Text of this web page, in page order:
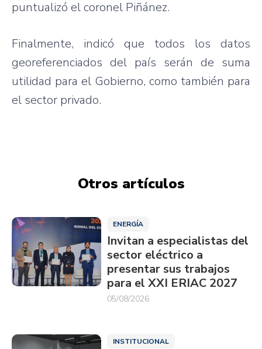
puntualizó el coronel Piñánez.
Finalmente, indicó que todos los datos
georeferenciados del país serán de suma
utilidad para el Gobierno, como también para
el sector privado.
Otros artículos
ENERGÍA
Invitan a especialistas del
sector eléctrico a
presentar sus trabajos
para el XXI ERIAC 2027
05/08/2026
INSTITUCIONAL